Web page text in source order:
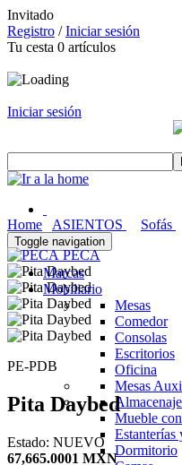
Invitado
Registro /Iniciar sesión
Tu cesta 0 artículos
Iniciar sesión
Toggle navigation
Marcas
Mobiliario
Mesas
Comedor
Consolas
Escritorios
Oficina
Mesas
Almacenaje
Mueble
Estanterías
Dormitorio
Home ASIENTOS Sofás
PECA
PE-PDB
Pita Daybed
Estado: NUEVO
67,665.0001 MXN